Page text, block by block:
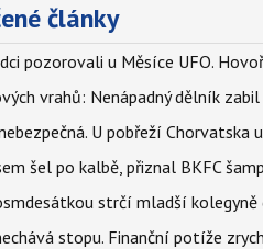
články
pozorovali u Měsíce UFO.
vrahů: Nenápadný dělník
U pobřeží Chorvatska
šel po kalbě, přiznal BKFC
strčí mladší kolegyně
stopu. Finanční potíže